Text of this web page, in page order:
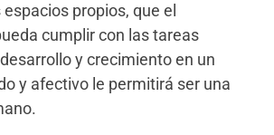
propios, que el
cumplir con las tareas
y crecimiento en un
y afectivo le permitirá ser una